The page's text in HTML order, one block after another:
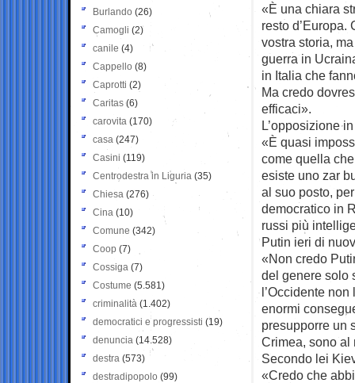
«È una chiara
resto d’Europa.
vostra storia,
guerra in
in Italia che
Ma credo
efficaci».
L’opposizione
«È quasi
come quella
esiste uno zar
al suo posto,
democratico in
russi più
Putin ieri di
«Non credo
del genere solo
l’Occidente
enormi
presupporre un
Crimea, sono al
Secondo lei
«Credo che
Burlando (26)
Camogli (2)
canile (4)
Cappello (8)
Caprotti (2)
Caritas (6)
carovita (170)
casa (247)
Casini (119)
Centrodestra in Liguria (35)
Chiesa (276)
Cina (10)
Comune (342)
Coop (7)
Cossiga (7)
Costume (5.581)
criminalità (1.402)
democratici e progressisti (19)
denuncia (14.528)
destra (573)
destradipopolo (99)